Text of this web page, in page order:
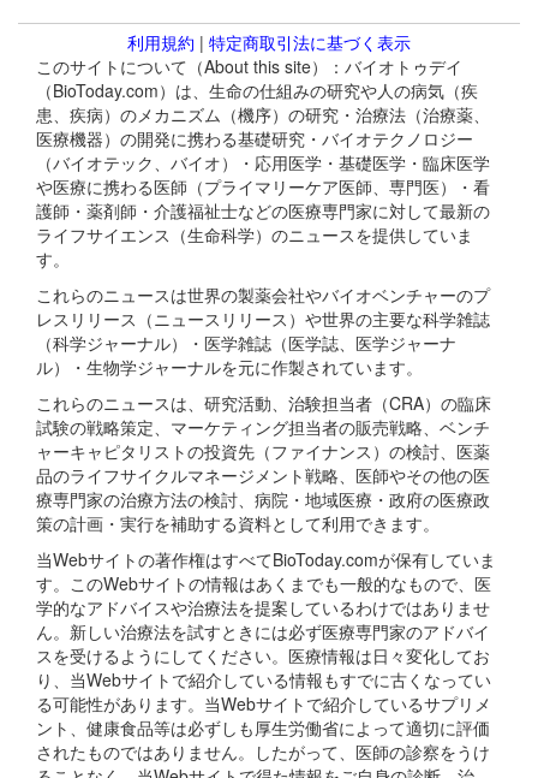
利用規約 | 特定商取引法に基づく表示
このサイトについて（About this site）：バイオトゥデイ
（BioToday.com）は、生命の仕組みの研究や人の病気（疾
患、疾病）のメカニズム（機序）の研究・治療法（治療薬、
医療機器）の開発に携わる基礎研究・バイオテクノロジー
（バイオテック、バイオ）・応用医学・基礎医学・臨床医学
や医療に携わる医師（プライマリーケア医師、専門医）・看
護師・薬剤師・介護福祉士などの医療専門家に対して最新の
ライフサイエンス（生命科学）のニュースを提供していま
す。
これらのニュースは世界の製薬会社やバイオベンチャーのプ
レスリリース（ニュースリリース）や世界の主要な科学雑誌
（科学ジャーナル）・医学雑誌（医学誌、医学ジャーナ
ル）・生物学ジャーナルを元に作製されています。
これらのニュースは、研究活動、治験担当者（CRA）の臨床
試験の戦略策定、マーケティング担当者の販売戦略、ベンチ
ャーキャピタリストの投資先（ファイナンス）の検討、医薬
品のライフサイクルマネージメント戦略、医師やその他の医
療専門家の治療方法の検討、病院・地域医療・政府の医療政
策の計画・実行を補助する資料として利用できます。
当Webサイトの著作権はすべてBioToday.comが保有していま
す。このWebサイトの情報はあくまでも一般的なもので、医
学的なアドバイスや治療法を提案しているわけではありませ
ん。新しい治療法を試すときには必ず医療専門家のアドバイ
スを受けるようにしてください。医療情報は日々変化してお
り、当Webサイトで紹介している情報もすでに古くなってい
る可能性があります。当Webサイトで紹介しているサプリメ
ント、健康食品等は必ずしも厚生労働省によって適切に評価
されたものではありません。したがって、医師の診察をうけ